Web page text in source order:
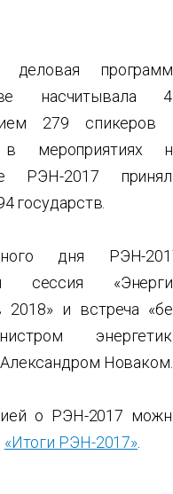
насчитывала
279 спикеров
в мероприятиях
РЭН-2017
государств.
дня РЭН-
сессия
2018» и встреча
Новаком.
о РЭН-2017
«Итоги РЭН-2017»